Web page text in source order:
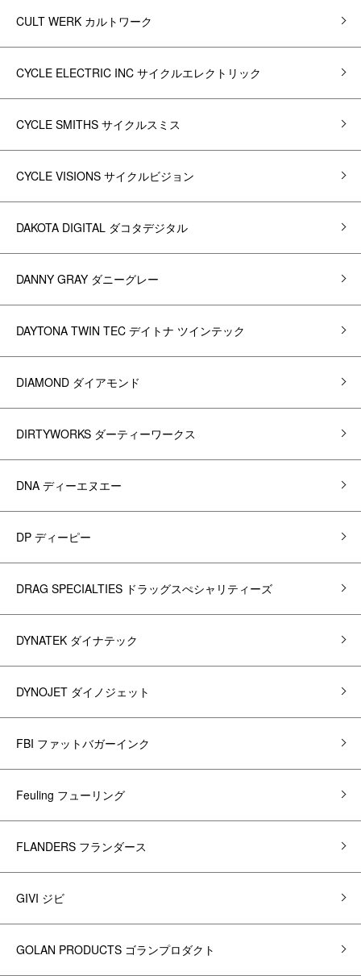
CULT WERK カルトワーク
CYCLE ELECTRIC INC サイクルエレクトリック
CYCLE SMITHS サイクルスミス
CYCLE VISIONS サイクルビジョン
DAKOTA DIGITAL ダコタデジタル
DANNY GRAY ダニーグレー
DAYTONA TWIN TEC デイトナ ツインテック
DIAMOND ダイアモンド
DIRTYWORKS ダーティーワークス
DNA ディーエヌエー
DP ディーピー
DRAG SPECIALTIES ドラッグスぺシャリティーズ
DYNATEK ダイナテック
DYNOJET ダイノジェット
FBI ファットバガーインク
Feuling フューリング
FLANDERS フランダース
GIVI ジビ
GOLAN PRODUCTS ゴランプロダクト